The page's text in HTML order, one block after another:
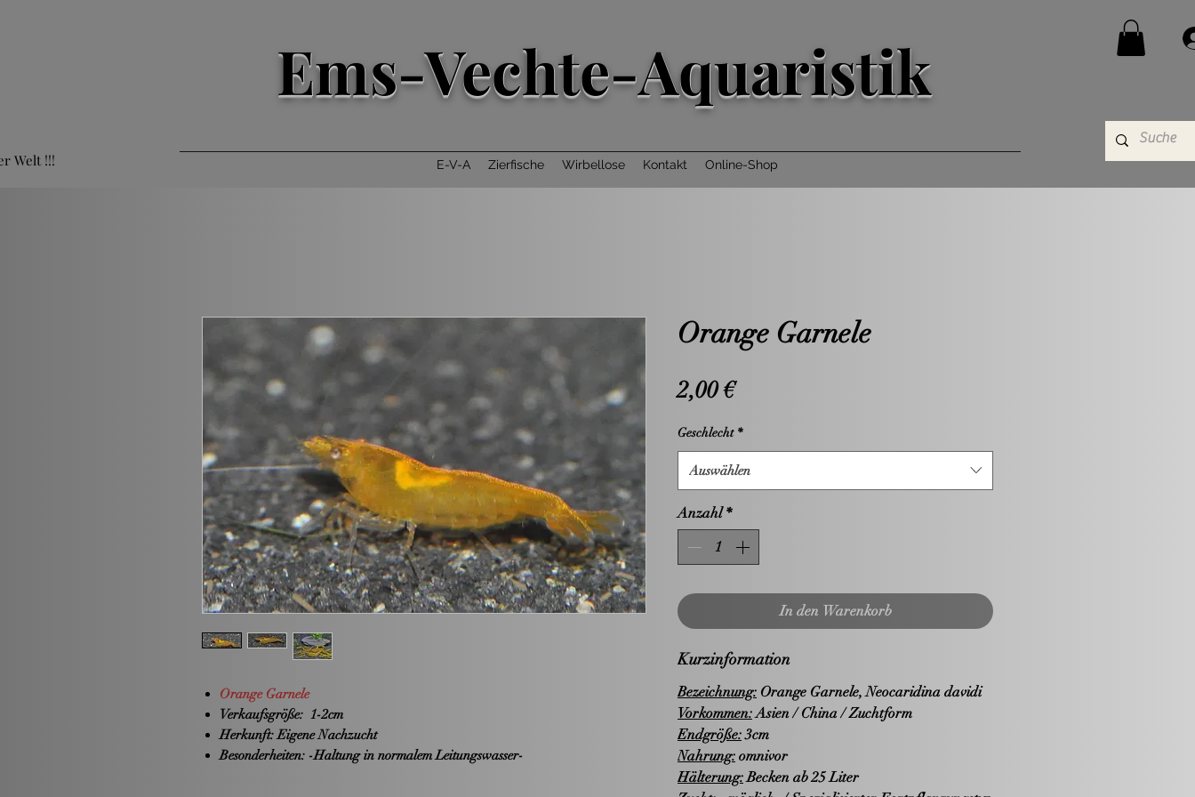
Welt !!!
Ems-Vechte-Aquaristik
E-V-A Zierfische Wirbellose Kontakt Online-Shop
Orange Garnele
Verkaufsgröße: 1-2cm
Herkunft:Eigene Nachzucht
Besonderheiten: -Haltung in normalem Leitungswasser-
Orange Garnele
2,00 €Preis
Geschlecht *
Auswählen
Anzahl *
In den Warenkorb
Kurzinformation
Bezeichnung: Orange Garnele, Neocaridina davidi
Vorkommen:Asien / China / Zuchtform
Endgröße:3cm
Nahrung: omnivor
Hälterung:Becken ab 25 Liter